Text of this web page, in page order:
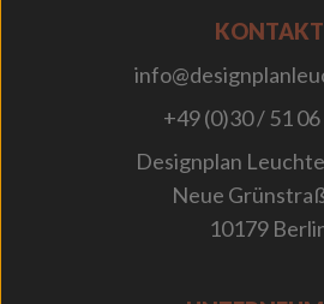
KONTAKT
+49 (0)30 / 51
Designplan
Neue
10179